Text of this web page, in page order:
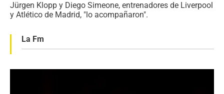
Jürgen Klopp y Diego Simeone, entrenadores de Liverpool
y Atlético de Madrid, "lo acompañaron".
La Fm